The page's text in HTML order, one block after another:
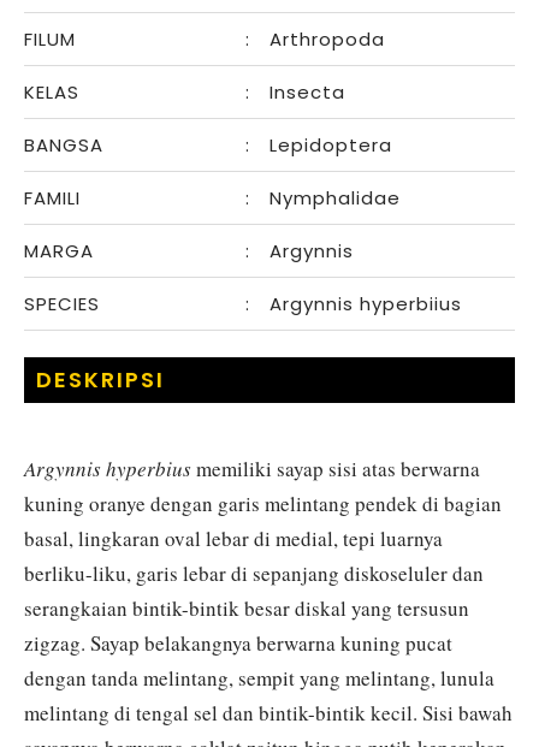
DESKRIPSI
Argynnis hyperbiusmemiliki sayap sisi atas berwarna
kuning oranye dengan garis melintang pendek di bagian
basal, lingkaran oval lebar di medial, tepi luarnya
berliku-liku, garis lebar di sepanjang diskoseluler dan
serangkaian bintik-bintik besar diskal yang tersusun
zigzag. Sayap belakangnya berwarna kuning pucat
dengan tanda melintang, sempit yang melintang, lunula
melintang di tengal sel dan bintik-bintik kecil. Sisi bawah
FILUM : Arthropoda
KELAS : Insecta
BANGSA : Lepidoptera
FAMILI : Nymphalidae
MARGA : Argynnis
SPECIES : Argynnis hyperbiius